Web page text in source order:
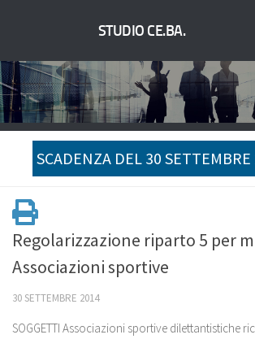
STUDIO CE.BA.
SCADENZA DEL 30
Regolarizzazione riparto 5 per
Associazioni sportive
30 SETTEMBRE 2014
SOGGETTI Associazioni sportive dilettantistiche